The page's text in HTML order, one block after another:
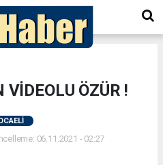
ÖZÜR !
06.11.2021 - 02:27